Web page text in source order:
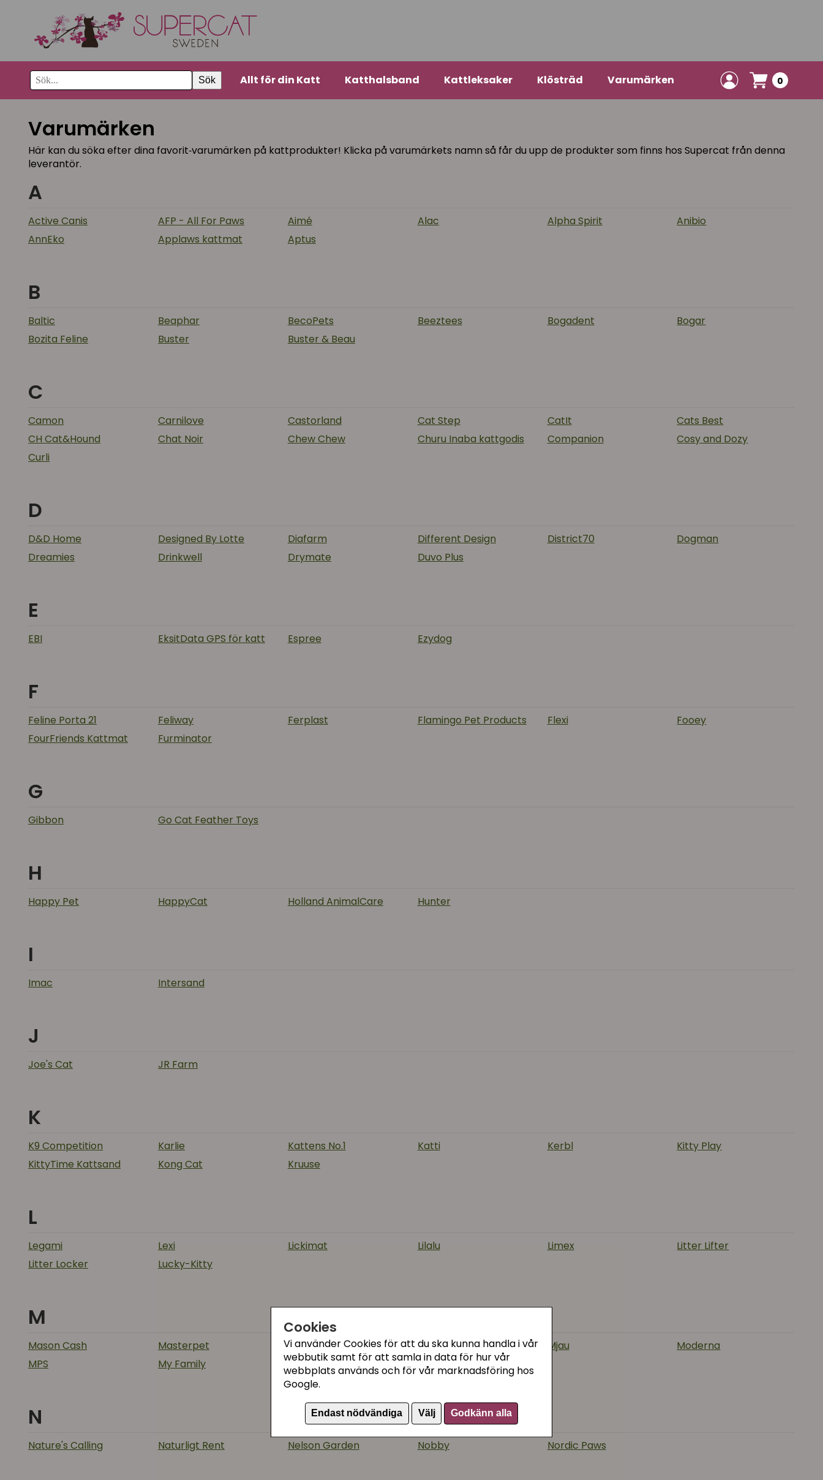
Cookies
Vi använder Cookies för att du ska kunna handla i vår
webbutik samt för att samla in data för hur vår
webbplats används och för vår marknadsföring hos
Google.
Endast nödvändiga Välj Godkänn alla
Sök Allt för din Katt Katthalsband Kattleksaker Klösträd Varumärken 0
Varumärken
Här kan du söka efter dina favorit‑varumärken på kattprodukter! Klicka på varumärkets namn så får du upp de produkter som finns hos Supercat från denna
leverantör.
A
Active Canis AFP - All For Paws Aimé Alac Alpha Spirit
Anibio
AnnEko
Applaws kattmat Aptus
B
Baltic Beaphar BecoPets Beeztees Bogadent
Bogar
Bozita Feline
Buster Buster & Beau
C
Camon Carnilove Castorland Cat Step CatIt
Cats Best
CH Cat&Hound
Chat Noir Chew Chew Churu Inaba kattgodis Companion
Cosy and Dozy
Curli
D
D&D Home Designed By Lotte Diafarm Different Design District70
Dogman
Dreamies
Drinkwell Drymate Duvo Plus
E
EBI EksitData GPS för katt Espree Ezydog
F
Feline Porta 21 Feliway Ferplast Flamingo Pet Products Flexi
Fooey
FourFriends Kattmat
Furminator
G
Gibbon Go Cat Feather Toys
H
Happy Pet HappyCat Holland AnimalCare Hunter
I
Imac Intersand
J
Joe's Cat JR Farm
K
K9 Competition Karlie Kattens No.1 Katti Kerbl
Kitty Play
KittyTime Kattsand
Kong Cat Kruuse
L
Legami Lexi Lickimat Lilalu Limex
Litter Lifter
Litter Locker
Lucky-Kitty
M
Mason Cash Masterpet Maxipin Mikaste Mjau
Moderna
MPS
My Family MyKotty
N
Nature's Calling Naturligt Rent Nelson Garden Nobby Nordic Paws